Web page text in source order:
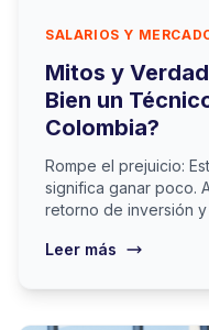
SALARIOS Y
Mitos y
Bien un
Colombia?
Rompe el prejuicio:
significa ganar poco.
retorno de inversión
Leer más